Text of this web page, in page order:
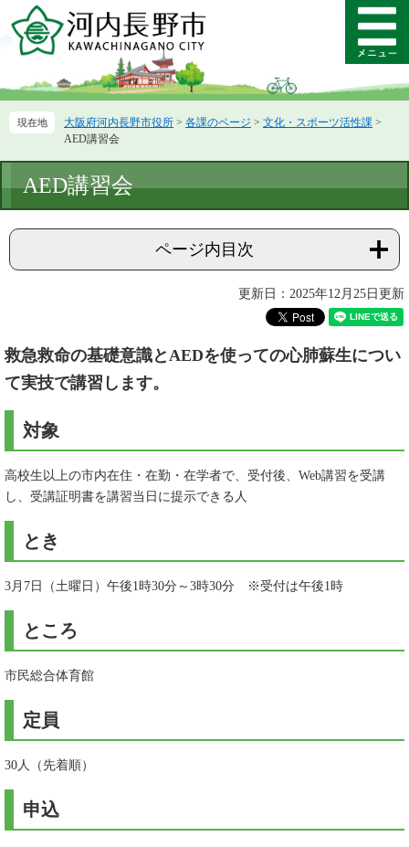
ー
先
ニ
を
て
メ
ニ
ー
大阪府河内長野市役所 > 各課のページ > 文化・スポーツ活性課 >
AED講習会
文
AED講習会
ページ内目次
更新日：2025年12月25日更新
救急救命の基礎意識とAEDを使っての心肺蘇生につい
て実技で講習します。
対象
高校生以上の市内在住・在勤・在学者で、受付後、Web講習を受講
し、受講証明書を講習当日に提示できる人
とき
3月7日（土曜日）午後1時30分～3時30分 ※受付は午後1時
ところ
市民総合体育館
定員
30人（先着順）
申込